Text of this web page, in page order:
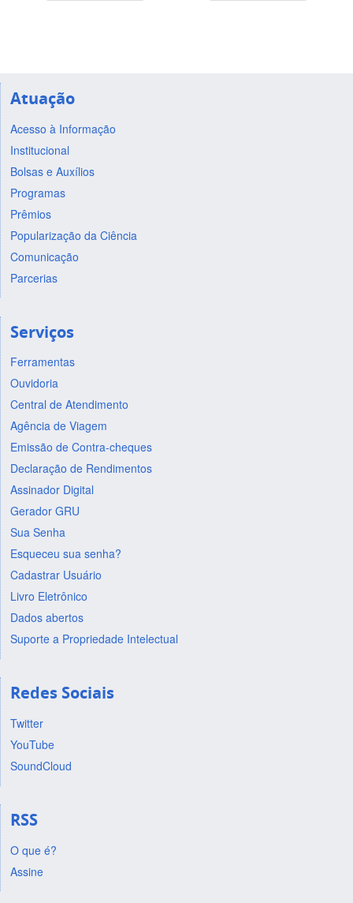
Atuação
Acesso à Informação
Institucional
Bolsas e Auxílios
Programas
Prêmios
Popularização da Ciência
Comunicação
Parcerias
Serviços
Ferramentas
Ouvidoria
Central de Atendimento
Agência de Viagem
Emissão de Contra-cheques
Declaração de Rendimentos
Assinador Digital
Gerador GRU
Sua Senha
Esqueceu sua senha?
Cadastrar Usuário
Livro Eletrônico
Dados abertos
Suporte a Propriedade Intelectual
Redes Sociais
Twitter
YouTube
SoundCloud
RSS
O que é?
Assine